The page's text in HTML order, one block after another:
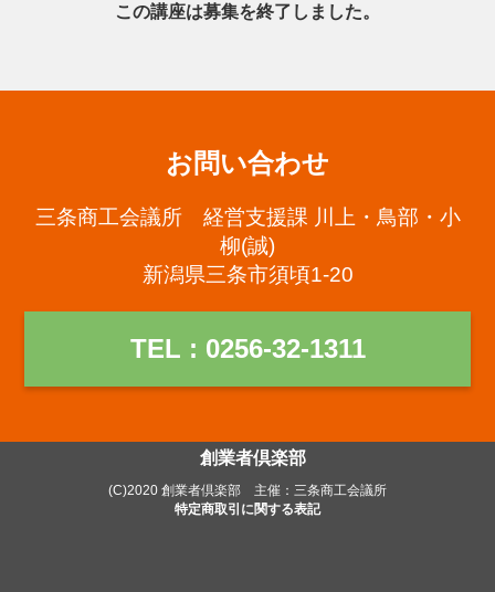
この講座は募集を終了しました。
お問い合わせ
三条商工会議所 経営支援課 川上・鳥部・小
柳(誠)
新潟県三条市須頃1-20
TEL : 0256-32-1311
創業者倶楽部
(C)2020 創業者倶楽部 主催：三条商工会議所
特定商取引に関する表記